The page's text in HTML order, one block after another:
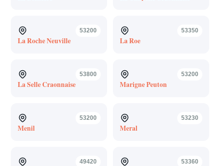
53200
La Roche Neuville
53350
La Roe
53800
La Selle Craonnaise
53200
Marigne Peuton
53200
Menil
53230
Meral
49420 53360